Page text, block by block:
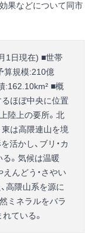
果などについて同市
1日現在) ■世帯
算規模:210億
:162.10km² ■概
ほぼ中央に位置
陸上の要所。北
東は高隈連山を境
活かし、ブリ・カ
。気候は温暖
えんどう・さやい
高隈山系を源に
ミネラルをバラ
ている。